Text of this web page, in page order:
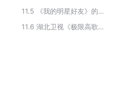
11.5
《我的明星好友》的参演嘉宾
11.6
湖北卫视《极限高歌》评委